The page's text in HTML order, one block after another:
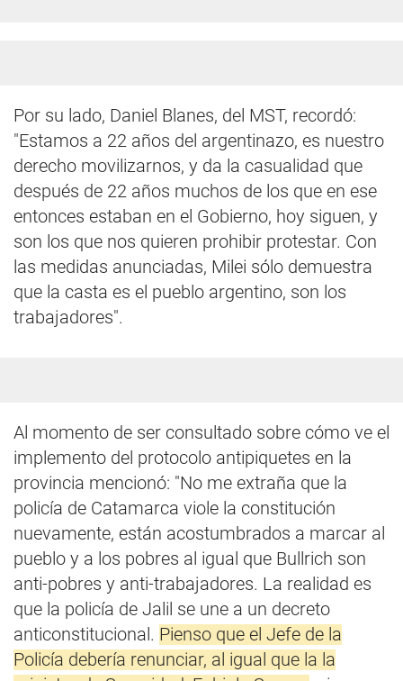
Por su lado, Daniel Blanes, del MST, recordó:
"Estamos a 22 años del argentinazo, es nuestro
derecho movilizarnos, y da la casualidad que
después de 22 años muchos de los que en ese
entonces estaban en el Gobierno, hoy siguen, y
son los que nos quieren prohibir protestar. Con
las medidas anunciadas, Milei sólo demuestra
que la casta es el pueblo argentino, son los
trabajadores".
Al momento de ser consultado sobre cómo ve el
implemento del protocolo antipiquetes en la
provincia mencionó: "No me extraña que la
policía de Catamarca viole la constitución
nuevamente, están acostumbrados a marcar al
pueblo y a los pobres al igual que Bullrich son
anti-pobres y anti-trabajadores. La realidad es
que la policía de Jalil se une a un decreto
anticonstitucional. Pienso que el Jefe de la
Policía debería renunciar, al igual que la la